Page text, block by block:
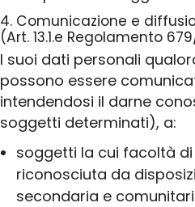
4. Comunicazione e
(Art. 13.1.e Regolamento
I suoi dati personali
possono essere
intendendosi il darne
soggetti determinati), a:
soggetti la cui facoltà
riconosciuta da
secondaria e